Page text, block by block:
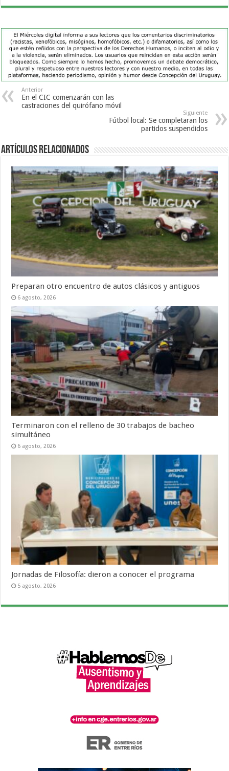
Anterior
En el CIC comenzarán con las
castraciones del quirófano móvil
Siguiente
Fútbol local: Se completaran los
partidos suspendidos
Artículos Relacionados
Preparan otro encuentro de autos clásicos y antiguos
6 agosto, 2026
Terminaron con el relleno de 30 trabajos de bacheo
simultáneo
6 agosto, 2026
Jornadas de Filosofía: dieron a conocer el programa
5 agosto, 2026